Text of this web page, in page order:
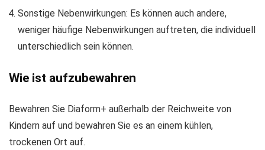
Sonstige Nebenwirkungen: Es können auch andere,
weniger häufige Nebenwirkungen auftreten, die individuell
unterschiedlich sein können.
Wie ist aufzubewahren
Bewahren Sie Diaform+ außerhalb der Reichweite von
Kindern auf und bewahren Sie es an einem kühlen,
trockenen Ort auf.